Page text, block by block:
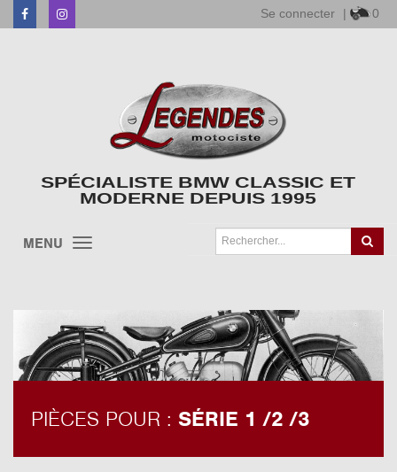
FacebookInstagram Se connecter | 0
SPÉCIALISTE BMW CLASSIC ET
MODERNE DEPUIS 1995
MENU
PIÈCES POUR : SÉRIE 1 /2 /3